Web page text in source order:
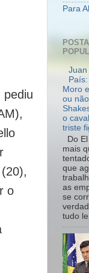
pediu
o
Para
Juan
Moro
ou
o
triste
Do
mais
que
as
se
tudo